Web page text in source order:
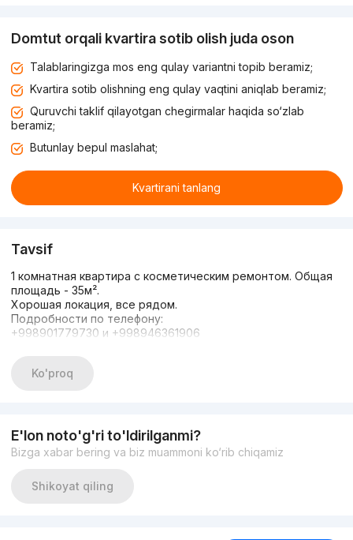
Domtut orqali kvartira sotib olish juda oson
Talablaringizga mos eng qulay variantni topib beramiz;
Kvartira sotib olishning eng qulay vaqtini aniqlab beramiz;
Quruvchi taklif qilayotgan chegirmalar haqida so‘zlab
beramiz;
Butunlay bepul maslahat;
Kvartirani tanlang
Tavsif
1 комнатная квартира с косметическим ремонтом. Общая
площадь - 35м².
Хорошая локация, все рядом.
Подробности по телефону:
+998901779730 и +998946361906
Ko'proq
E'lon noto'g'ri to'ldirilganmi?
Bizga xabar bering va biz muammoni ko‘rib chiqamiz
Shikoyat qiling